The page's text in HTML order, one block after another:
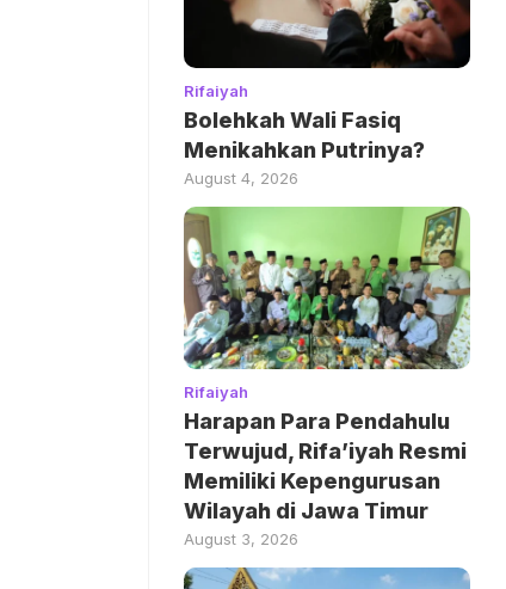
Rifaiyah
Bolehkah Wali Fasiq
Menikahkan Putrinya?
August 4, 2026
Rifaiyah
Harapan Para Pendahulu
Terwujud, Rifa’iyah Resmi
Memiliki Kepengurusan
Wilayah di Jawa Timur
August 3, 2026